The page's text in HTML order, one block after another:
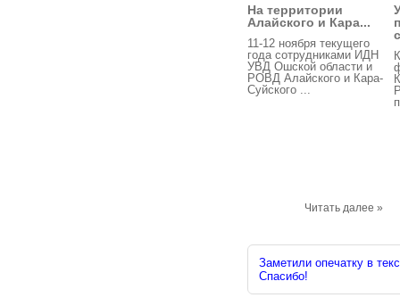
На территории
Алайского и Кара...
11-12 ноября текущего
года сотрудниками ИДН
УВД Ошской области и
РОВД Алайского и Кара-
Суйского ...
Читать далее »
Заметили опечатку в
Спасибо!